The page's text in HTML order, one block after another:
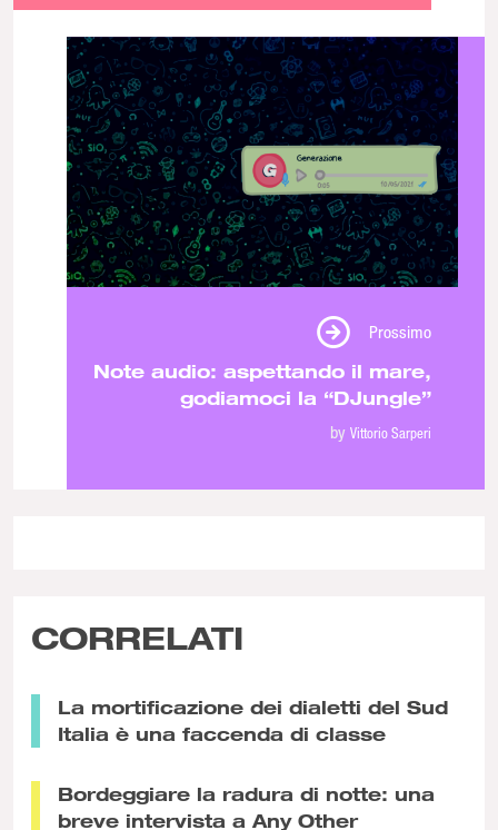
Prossimo
Note audio: aspettando il mare,
godiamoci la “DJungle”
by Vittorio Sarperi
CORRELATI
La mortificazione dei dialetti del Sud
Italia è una faccenda di classe
Bordeggiare la radura di notte: una
breve intervista a Any Other